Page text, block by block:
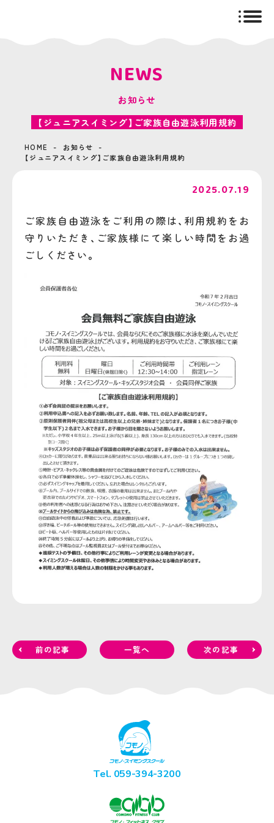
NEWS
お知らせ
【ジュニアスイミング】ご家族自由遊泳利用規約
HOME
お知らせ
【ジュニアスイミング】ご家族自由遊泳利用規約
2025.07.19
ご家族自由遊泳をご利用の際は、利用規約をお
守りいただき、ご家族様にて楽しい時間をお過
ごしください。
前の記事 一覧へ 次の記事
Tel. 059-394-3200